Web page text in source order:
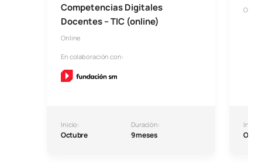
Competencias Digitales
Docentes – TIC (online)
Online
En colaboración con:
Inicio:
Octubre
Duración:
9 meses
Inicio: